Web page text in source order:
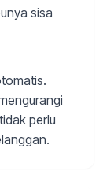
sisa
perlu